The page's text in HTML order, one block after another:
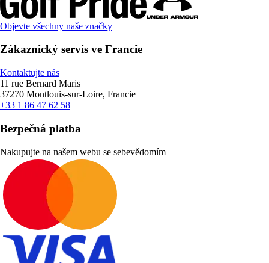
Objevte všechny naše značky
Zákaznický servis ve Francie
Kontaktujte nás
11 rue Bernard Maris
37270 Montlouis-sur-Loire, Francie
+33 1 86 47 62 58
Bezpečná platba
Nakupujte na našem webu se sebevědomím